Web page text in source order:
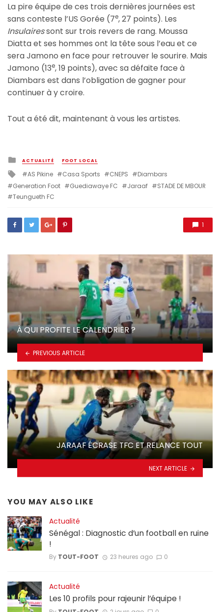
La pire équipe de ces trois dernières journées est
sans conteste l’US Gorée (7e, 27 points). Les
Insulairessont sur trois revers de rang. Moussa
Diatta et ses hommes ont la tête sous l’eau et ce
sera Jamono en face pour retrouver le sourire. Mais
Jamono (13e, 19 points), avec sa défaite face à
Diambars est dans l’obligation de gagner pour
continuer à y croire.
Tout a été dit, maintenant à vous les artistes.
Posted
in
ACTUALITÉ FOOT LOCAL
Tagged
with
AS Pikine Casa Sports CNEPS
Diambars
Generation Foot
Guediawaye FC Jaraaf
STADE DE MBOUR
Teungueth FC
1
À QUI PROFITE LE CALENDRIER ?
PREVIOUS ARTICLE
JARAAF ÉCRASE TFC ET RELANCE TOUT
NEXT ARTICLE
YOU MAY ALSO LIKE
Actualité
Sénégal : Diagnostic d’un football en ruine
!
By TOUT-FOOT 23 heures ago 0
Actualité
Les 10 profils pour rajeunir l’équipe !